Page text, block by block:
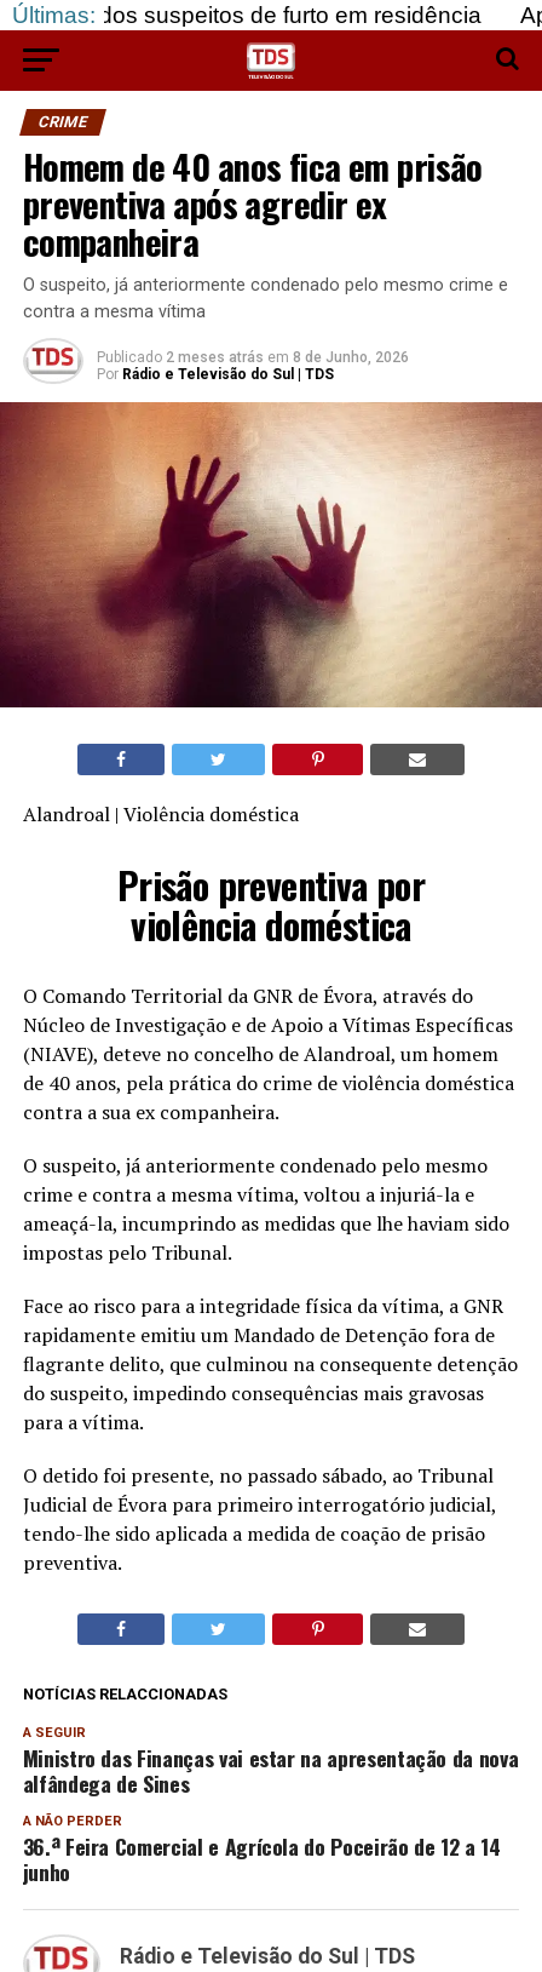
Últimas:
suspeitos de furto em residência Apreendidas
CRIME
Homem de 40 anos fica em prisão
preventiva após agredir ex
companheira
O suspeito, já anteriormente condenado pelo mesmo crime e
contra a mesma vítima
Publicado 2 meses atrás em 8 de Junho, 2026
Por Rádio e Televisão do Sul | TDS
Alandroal | Violência doméstica
Prisão preventiva por
violência doméstica
O Comando Territorial da GNR de Évora, através do
Núcleo de Investigação e de Apoio a Vítimas Específicas
(NIAVE), deteve no concelho de Alandroal, um homem
de 40 anos, pela prática do crime de violência doméstica
contra a sua ex companheira.
O suspeito, já anteriormente condenado pelo mesmo
crime e contra a mesma vítima, voltou a injuriá-la e
ameaçá-la, incumprindo as medidas que lhe haviam sido
impostas pelo Tribunal.
Face ao risco para a integridade física da vítima, a GNR
rapidamente emitiu um Mandado de Detenção fora de
flagrante delito, que culminou na consequente detenção
do suspeito, impedindo consequências mais gravosas
para a vítima.
O detido foi presente, no passado sábado, ao Tribunal
Judicial de Évora para primeiro interrogatório judicial,
tendo-lhe sido aplicada a medida de coação de prisão
preventiva.
NOTÍCIAS RELACCIONADAS
A SEGUIR
Ministro das Finanças vai estar na apresentação da nova
alfândega de Sines
A NÃO PERDER
36.ª Feira Comercial e Agrícola do Poceirão de 12 a 14
junho
Rádio e Televisão do Sul | TDS